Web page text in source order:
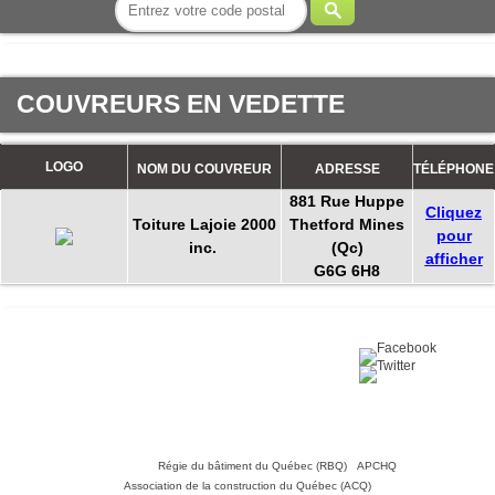
COUVREURS EN VEDETTE
LOGO NOM DU COUVREUR ADRESSE TÉLÉPHONE
Toiture Lajoie 2000
inc.
881 Rue Huppe
Thetford Mines
(Qc)
G6G 6H8
Cliquez
pour
afficher
Régie du bâtiment du Québec (RBQ)• APCHQ•
Association de la construction du Québec (ACQ)